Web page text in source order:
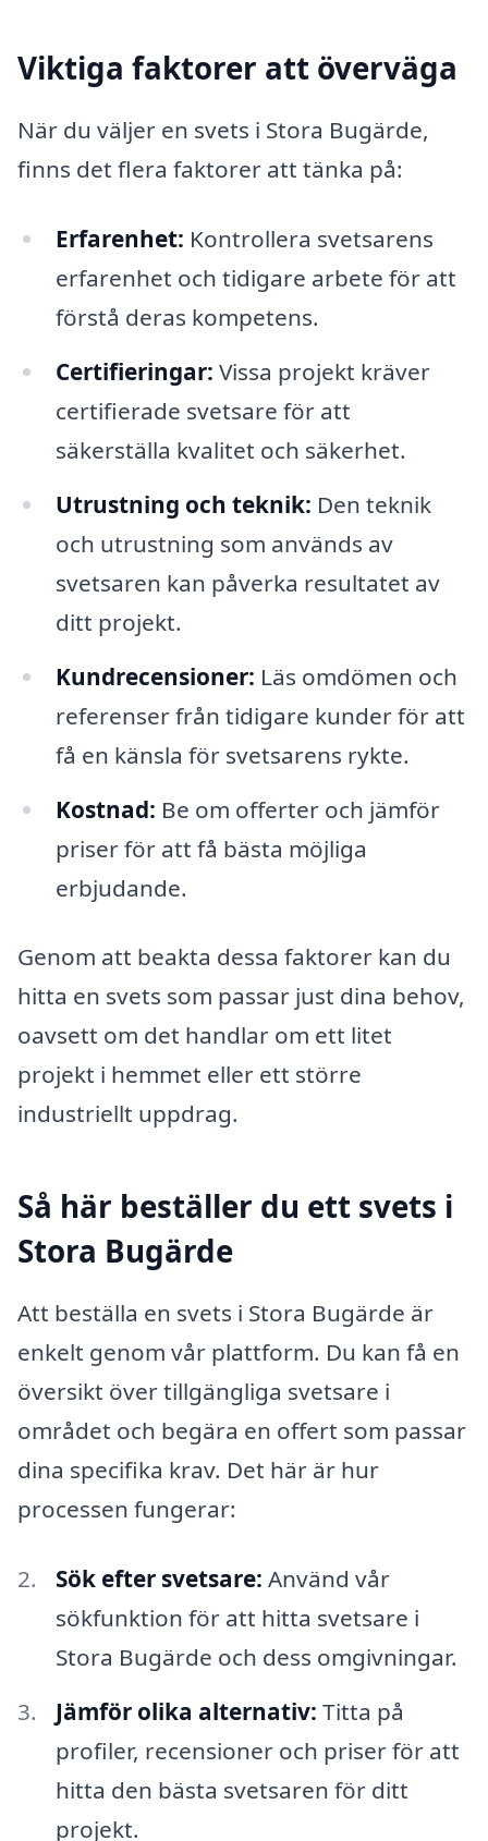
Viktiga faktorer att överväga
När du väljer en svets i Stora Bugärde,
finns det flera faktorer att tänka på:
Erfarenhet: Kontrollera svetsarens
erfarenhet och tidigare arbete för att
förstå deras kompetens.
Certifieringar: Vissa projekt kräver
certifierade svetsare för att
säkerställa kvalitet och säkerhet.
Utrustning och teknik: Den teknik
och utrustning som används av
svetsaren kan påverka resultatet av
ditt projekt.
Kundrecensioner: Läs omdömen och
referenser från tidigare kunder för att
få en känsla för svetsarens rykte.
Kostnad: Be om offerter och jämför
priser för att få bästa möjliga
erbjudande.
Genom att beakta dessa faktorer kan du
hitta en svets som passar just dina behov,
oavsett om det handlar om ett litet
projekt i hemmet eller ett större
industriellt uppdrag.
Så här beställer du ett svets i
Stora Bugärde
Att beställa en svets i Stora Bugärde är
enkelt genom vår plattform. Du kan få en
översikt över tillgängliga svetsare i
området och begära en offert som passar
dina specifika krav. Det här är hur
processen fungerar:
Sök efter svetsare: Använd vår
sökfunktion för att hitta svetsare i
Stora Bugärde och dess omgivningar.
Jämför olika alternativ: Titta på
profiler, recensioner och priser för att
hitta den bästa svetsaren för ditt
projekt.